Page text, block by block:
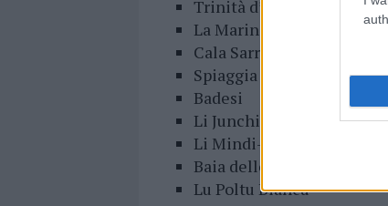
Trinità d’Agultu e Vignola
La Marinedda
Cala Sarraina
Spiaggia Lunga Isola
Badesi
Li Junchi
Li Mindi-Lu Stangioni
Baia delle Mimose-Pirottu
Lu Poltu Biancu